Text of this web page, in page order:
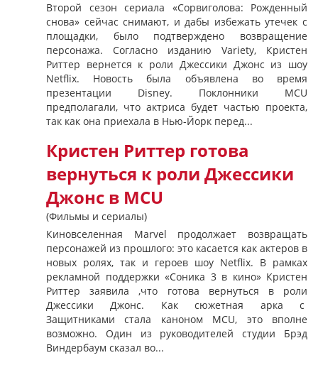
Второй сезон сериала «Сорвиголова: Рожденный
снова» сейчас снимают, и дабы избежать утечек с
площадки, было подтверждено возвращение
персонажа. Согласно изданию Variety, Кристен
Риттер вернется к роли Джессики Джонс из шоу
Netflix. Новость была объявлена ​во время
презентации Disney. Поклонники MCU
предполагали, что актриса будет частью проекта,
так как она приехала в Нью-Йорк перед...
Кристен Риттер готова
вернуться к роли Джессики
Джонс в MCU
(Фильмы и сериалы)
Киновселенная Marvel продолжает возвращать
персонажей из прошлого: это касается как актеров в
новых ролях, так и героев шоу Netflix. В рамках
рекламной поддержки «Соника 3 в кино» Кристен
Риттер заявила ,что готова вернуться в роли
Джессики Джонс. Как сюжетная арка с
Защитниками стала каноном MCU, это вполне
возможно. Один из руководителей студии Брэд
Виндербаум сказал во...